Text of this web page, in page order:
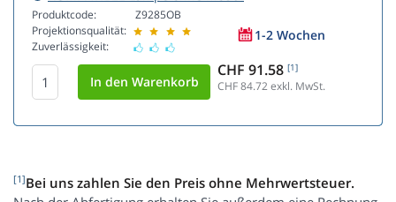
Produktcode:
Projektionsqualität:
Zuverlässigkeit:
Z9285OB
1-2 Wochen
CHF 91.58 [1]
CHF 84.72exkl. MwSt.
[1]Bei uns zahlen Sie den Preis ohne Mehrwertsteuer.